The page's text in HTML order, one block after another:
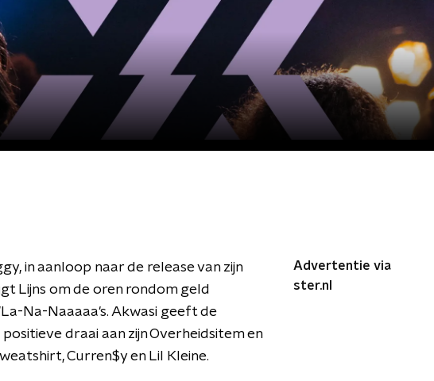
in aanloop naar de release van zijn
Lijns om de oren rondom geld
Na-Naaaaa's. Akwasi geeft de
draai aan zijn Overheidsitem en
Curren$y en Lil Kleine.
Advertentie via
ster.nl